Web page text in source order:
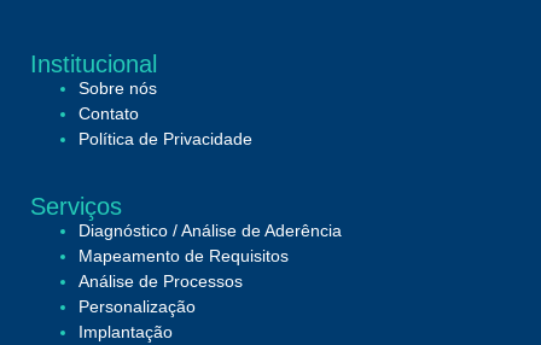
Institucional
Sobre nós
Contato
Política de Privacidade
Serviços
Diagnóstico / Análise de Aderência
Mapeamento de Requisitos
Análise de Processos
Personalização
Implantação